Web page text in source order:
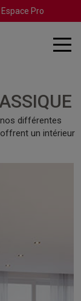
Espace Pro
différentes
un intérieur